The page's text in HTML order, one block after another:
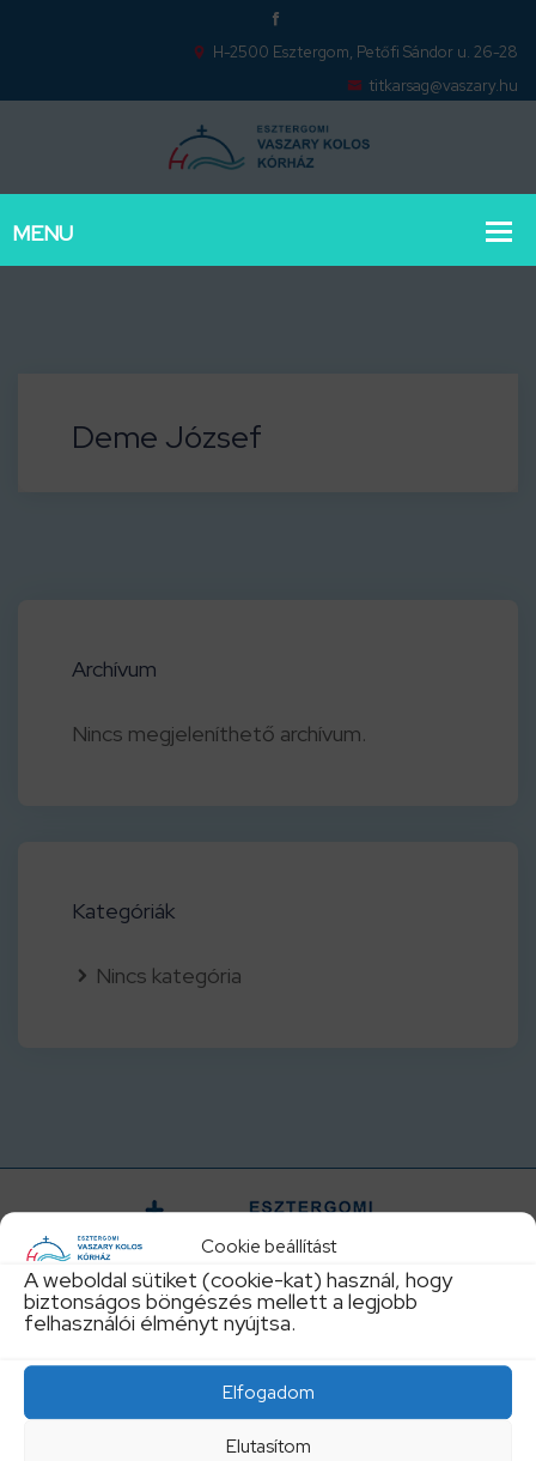
Cookie beállítást
A weboldal sütiket (cookie-kat) használ, hogy
biztonságos böngészés mellett a legjobb
felhasználói élményt nyújtsa.
Elfogadom
Elutasítom
H-2500 Esztergom, Petőfi Sándor u. 26-28
titkarsag@vaszary.hu
Deme József
Archívum
Nincs megjeleníthető archívum.
Kategóriák
Nincs kategória
+36 33 542300